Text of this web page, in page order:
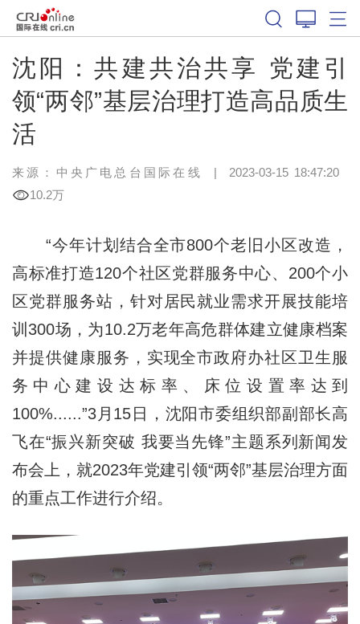
沈阳：共建共治共享 党建引
领“两邻”基层治理打造高品质生
活
来源：中央广电总台国际在线 | 2023-03-15 18:47:20
10.2万
“今年计划结合全市800个老旧小区改造，
高标准打造120个社区党群服务中心、200个小
区党群服务站，针对居民就业需求开展技能培
训300场，为10.2万老年高危群体建立健康档案
并提供健康服务，实现全市政府办社区卫生服
务中心建设达标率、床位设置率达到
100%......”3月15日，沈阳市委组织部副部长高
飞在“振兴新突破 我要当先锋”主题系列新闻发
布会上，就2023年党建引领“两邻”基层治理方面
的重点工作进行介绍。